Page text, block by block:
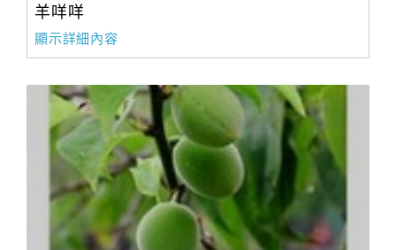
羊咩咩
顯示詳細內容